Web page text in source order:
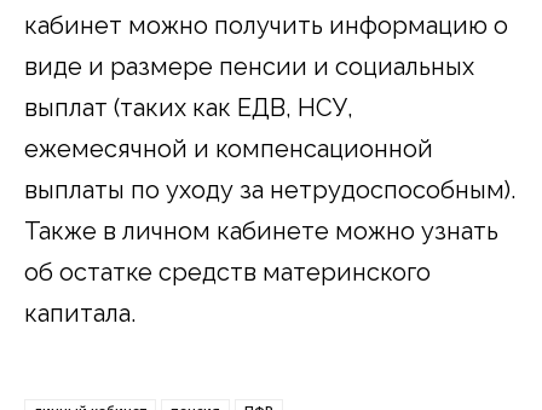
кабинет можно получить информацию о
виде и размере пенсии и социальных
выплат (таких как ЕДВ, НСУ,
ежемесячной и компенсационной
выплаты по уходу за нетрудоспособным).
Также в личном кабинете можно узнать
об остатке средств материнского
капитала.